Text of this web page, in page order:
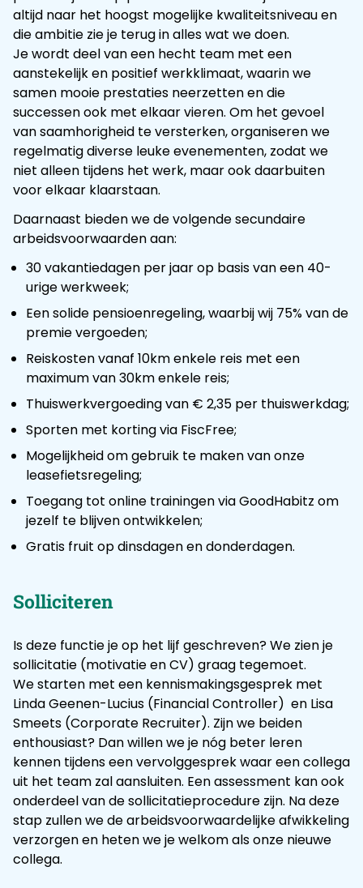
altijd naar het hoogst mogelijke kwaliteitsniveau en
die ambitie zie je terug in alles wat we doen.
Je wordt deel van een hecht team met een
aanstekelijk en positief werkklimaat, waarin we
samen mooie prestaties neerzetten en die
successen ook met elkaar vieren. Om het gevoel
van saamhorigheid te versterken, organiseren we
regelmatig diverse leuke evenementen, zodat we
niet alleen tijdens het werk, maar ook daarbuiten
voor elkaar klaarstaan.
Daarnaast bieden we de volgende secundaire
arbeidsvoorwaarden aan:
30 vakantiedagen per jaar op basis van een 40-
urige werkweek;
Een solide pensioenregeling, waarbij wij 75% van de
premie vergoeden;
Reiskosten vanaf 10km enkele reis met een
maximum van 30km enkele reis;
Thuiswerkvergoeding van € 2,35 per thuiswerkdag;
Sporten met korting via FiscFree;
Mogelijkheid om gebruik te maken van onze
leasefietsregeling;
Toegang tot online trainingen via GoodHabitz om
jezelf te blijven ontwikkelen;
Gratis fruit op dinsdagen en donderdagen.
Solliciteren
Is deze functie je op het lijf geschreven? We zien je
sollicitatie (motivatie en CV) graag tegemoet.
We starten met een kennismakingsgesprek met
Linda Geenen-Lucius (Financial Controller) en Lisa
Smeets (Corporate Recruiter). Zijn we beiden
enthousiast? Dan willen we je nóg beter leren
kennen tijdens een vervolggesprek waar een collega
uit het team zal aansluiten. Een assessment kan ook
onderdeel van de sollicitatieprocedure zijn. Na deze
stap zullen we de arbeidsvoorwaardelijke afwikkeling
verzorgen en heten we je welkom als onze nieuwe
collega.